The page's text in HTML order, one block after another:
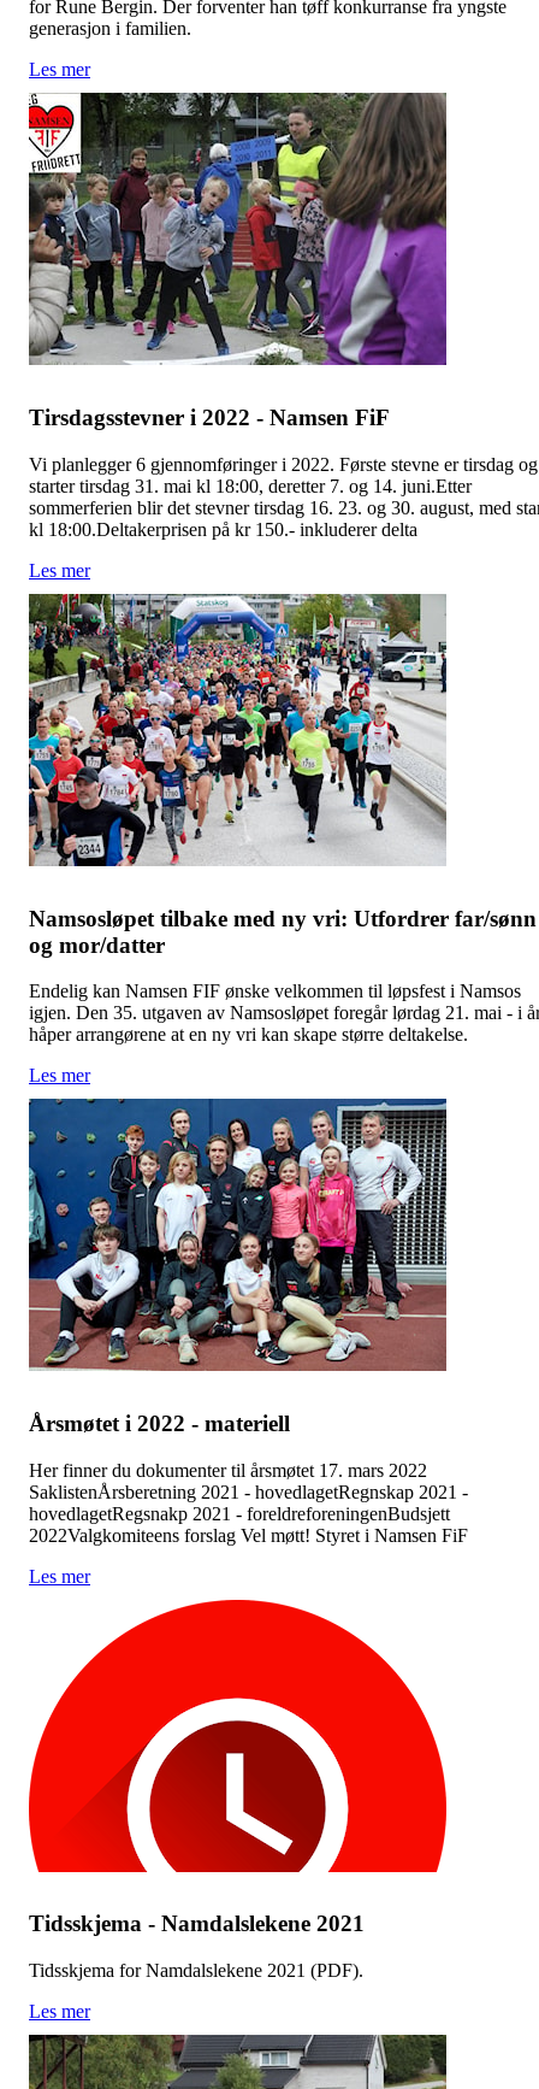
for Rune Bergin. Der forventer han tøff konkurranse fra yngste
generasjon i familien.
Les mer
Tirsdagsstevner i 2022 - Namsen FiF
Vi planlegger 6 gjennomføringer i 2022. Første stevne er tirsdag og
starter tirsdag 31. mai kl 18:00, deretter 7. og 14. juni.Etter
sommerferien blir det stevner tirsdag 16. 23. og 30. august, med
kl 18:00.Deltakerprisen på kr 150.- inkluderer delta
Les mer
Namsosløpet tilbake med ny vri: Utfordrer far/sønn
og mor/datter
Endelig kan Namsen FIF ønske velkommen til løpsfest i Namsos
igjen. Den 35. utgaven av Namsosløpet foregår lørdag 21. mai - i
håper arrangørene at en ny vri kan skape større deltakelse.
Les mer
Årsmøtet i 2022 - materiell
Her finner du dokumenter til årsmøtet 17. mars 2022
SaklistenÅrsberetning 2021 - hovedlagetRegnskap 2021 -
hovedlagetRegsnakp 2021 - foreldreforeningenBudsjett
2022Valgkomiteens forslag Vel møtt! Styret i Namsen FiF
Les mer
Tidsskjema - Namdalslekene 2021
Tidsskjema for Namdalslekene 2021 (PDF).
Les mer